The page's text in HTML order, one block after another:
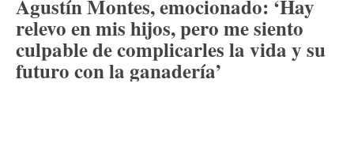
Agustín Montes, emocionado: ‘Hay
relevo en mis hijos, pero me siento
culpable de complicarles la vida y su
futuro con la ganadería’